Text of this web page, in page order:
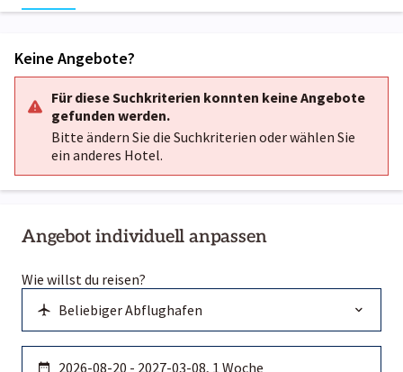
Angebot individuell anpassen
Wie willst du reisen?
Keine Angebote?
Für diese Suchkriterien konnten keine Angebote
gefunden werden.
Bitte ändern Sie die Suchkriterien oder wählen Sie
ein anderes Hotel.